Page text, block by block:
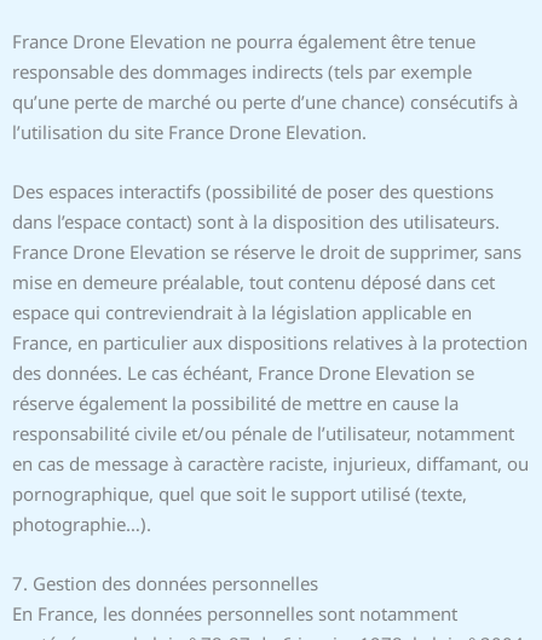
France Drone Elevation ne pourra également être tenue
responsable des dommages indirects (tels par exemple
qu’une perte de marché ou perte d’une chance) consécutifs à
l’utilisation du site France Drone Elevation.
Des espaces interactifs (possibilité de poser des questions
dans l’espace contact) sont à la disposition des utilisateurs.
France Drone Elevation se réserve le droit de supprimer, sans
mise en demeure préalable, tout contenu déposé dans cet
espace qui contreviendrait à la législation applicable en
France, en particulier aux dispositions relatives à la protection
des données. Le cas échéant, France Drone Elevation se
réserve également la possibilité de mettre en cause la
responsabilité civile et/ou pénale de l’utilisateur, notamment
en cas de message à caractère raciste, injurieux, diffamant, ou
pornographique, quel que soit le support utilisé (texte,
photographie…).
7. Gestion des données personnelles
En France, les données personnelles sont notamment